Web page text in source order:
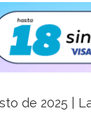
de 2025 |